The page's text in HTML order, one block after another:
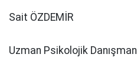
Sait ÖZDEMİR
Uzman Psikolojik Danışman